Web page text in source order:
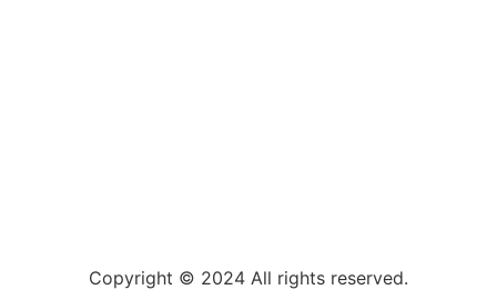
Copyright © 2024 All rights reserved.